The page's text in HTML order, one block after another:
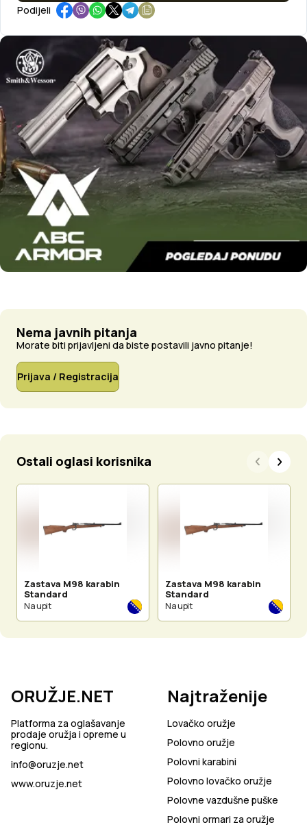
Podijeli
Nema javnih pitanja
Morate biti prijavljeni da biste postavili javno pitanje!
Prijava / Registracija
Ostali oglasi korisnika
Zastava M98 karabin
Standard
Na upit
Zastava M98 karabin
Standard
Na upit
ORUŽJE.NET
Platforma za oglašavanje
prodaje oružja i opreme u
regionu.
info@oruzje.net
www.oruzje.net
Najtraženije
Lovačko oružje
Polovno oružje
Polovni karabini
Polovno lovačko oružje
Polovne vazdušne puške
Polovni ormari za oružje